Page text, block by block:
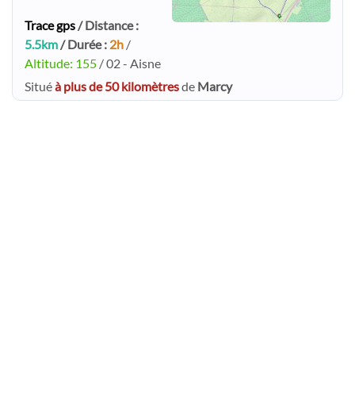
Trace gps/ Distance :
5.5km/ Durée : 2h /
Altitude: 155 / 02 - Aisne
Situéà plus de 50 kilomètresde Marcy